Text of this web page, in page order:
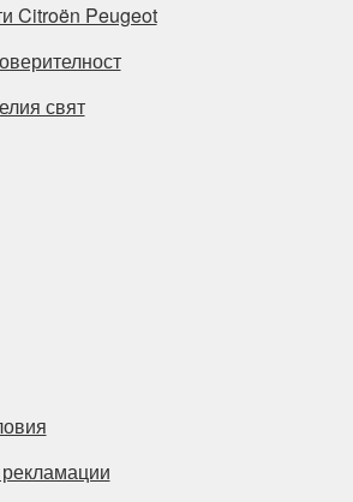
Citroën Peugeot
свят